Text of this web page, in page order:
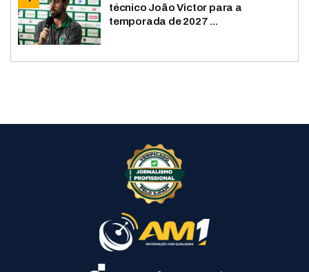
técnico João Victor para a
temporada de 2027 ...